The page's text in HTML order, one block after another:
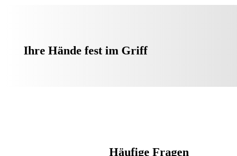
Ihre Hände fest im Griff
Häufige Fragen